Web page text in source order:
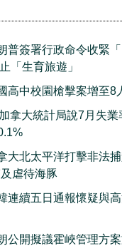
普簽署行政命令收緊
「生育旅遊」
高中校園槍擊案增至8
加拿大統計局說7月失業
大北太平洋打擊非法
虐待海豚
連續五日通報懷疑與
公開擬議霍峽管理方